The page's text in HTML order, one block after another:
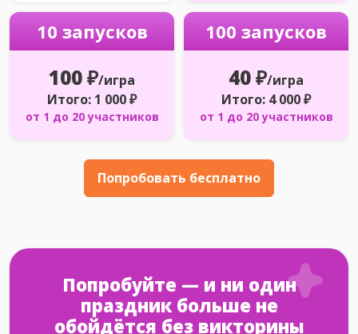
10 запусков
100 ₽/игра
Итого: 1 000 ₽
от 1 до 20 участников
100 запусков
40 ₽/игра
Итого: 4 000 ₽
от 1 до 20 участников
Попробовать бесплатно
Попробуйте — и ни один
праздник больше не
обойдётся без викторины